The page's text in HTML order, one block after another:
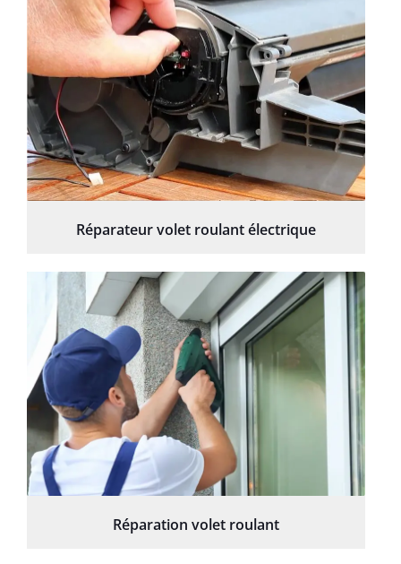
Réparateur volet roulant électrique
Réparation volet roulant